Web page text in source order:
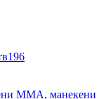
196
ММА, манекени